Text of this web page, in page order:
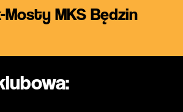
Mosty MKS Będzin